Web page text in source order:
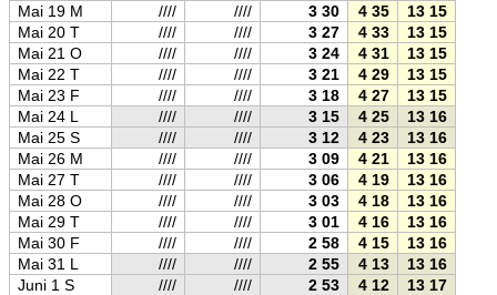
Mai 19 M
//// //// 3 30 4 35 13 15
Mai 20 T
//// //// 3 27 4 33 13 15
Mai 21 O
//// //// 3 24 4 31 13 15
Mai 22 T
//// //// 3 21 4 29 13 15
Mai 23 F
//// //// 3 18 4 27 13 15
Mai 24 L
//// //// 3 15 4 25 13 16
Mai 25 S
//// //// 3 12 4 23 13 16
Mai 26 M
//// //// 3 09 4 21 13 16
Mai 27 T
//// //// 3 06 4 19 13 16
Mai 28 O
//// //// 3 03 4 18 13 16
Mai 29 T
//// //// 3 01 4 16 13 16
Mai 30 F
//// //// 2 58 4 15 13 16
Mai 31 L
//// //// 2 55 4 13 13 16
Juni 1 S
//// //// 2 53 4 12 13 17